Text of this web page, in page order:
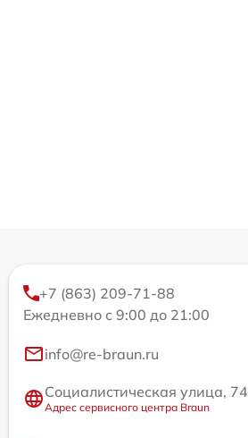
+7 (863) 209-71-88
Ежедневно с 9:00 до 21:00
info@re-braun.ru
Социалистическая улица, 74
Адрес сервисного центра Braun